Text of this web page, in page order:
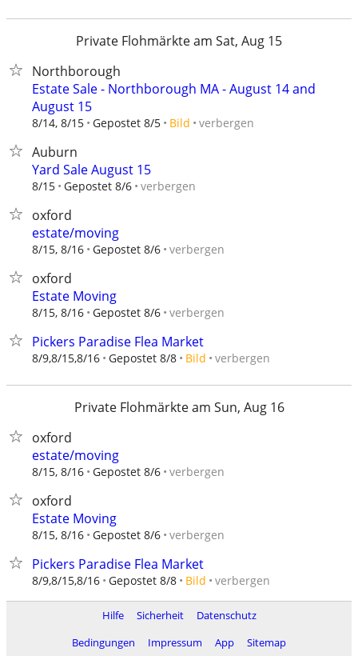
Private Flohmärkte am Sat, Aug 15
Northborough
Estate Sale - Northborough MA - August 14 and
August 15
8/14, 8/15 Gepostet 8/5 Bild verbergen
Auburn
Yard Sale August 15
8/15 Gepostet 8/6 verbergen
oxford
estate/moving
8/15, 8/16 Gepostet 8/6 verbergen
oxford
Estate Moving
8/15, 8/16 Gepostet 8/6 verbergen
Pickers Paradise Flea Market
8/9,8/15,8/16 Gepostet 8/8 Bild verbergen
Private Flohmärkte am Sun, Aug 16
oxford
estate/moving
8/15, 8/16 Gepostet 8/6 verbergen
oxford
Estate Moving
8/15, 8/16 Gepostet 8/6 verbergen
Pickers Paradise Flea Market
8/9,8/15,8/16 Gepostet 8/8 Bild verbergen
Hilfe Sicherheit
Datenschutz
Bedingungen
Impressum App Sitemap